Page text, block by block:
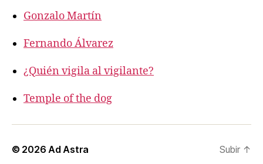
Gonzalo Martín
Fernando Álvarez
¿Quién vigila al vigilante?
Temple of the dog
© 2026Ad Astra Subir ↑